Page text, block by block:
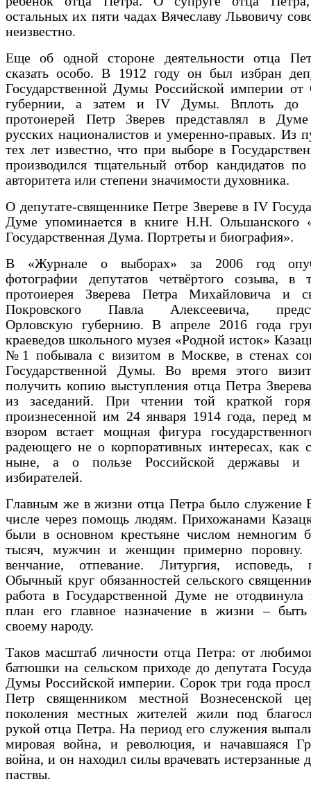
остальных их пяти чадах Вячеславу Львовичу
неизвестно.
Еще об одной стороне деятельности отца
сказать особо. В 1912 году он был избран
Государственной Думы Российской империи от
губернии, а затем и IV Думы. Вплоть до
протоиерей Петр Зверев представлял в
русских националистов и умеренно-правых. Из
тех лет известно, что при выборе в
производился тщательный отбор кандидатов
авторитета или степени значимости духовника.
О депутате-священнике Петре Звереве в IV
Думе упоминается в книге Н.Н. Ольшанского
Государственная Дума. Портреты и биография».
В «Журнале о выборах» за 2006 год
фотографии депутатов четвёртого созыва, в
протоиерея Зверева Петра Михайловича и
Покровского Павла Алексеевича,
Орловскую губернию. В апреле 2016 года
краеведов школьного музея «Родной исток»
№1 побывала с визитом в Москве, в стенах
Государственной Думы. Во время этого
получить копию выступления отца Петра
из заседаний. При чтении той краткой
произнесенной им 24 января 1914 года, перед
взором встает мощная фигура
радеющего не о корпоративных интересах, как
ныне, а о пользе Российской державы и
избирателей.
Главным же в жизни отца Петра было служение
числе через помощь людям. Прихожанами
были в основном крестьяне числом немногим
тысяч, мужчин и женщин примерно поровну.
венчание, отпевание. Литургия, исповедь,
Обычный круг обязанностей сельского
работа в Государственной Думе не отодвинула
план его главное назначение в жизни – быть
своему народу.
Таков масштаб личности отца Петра: от
батюшки на сельском приходе до депутата
Думы Российской империи. Сорок три года
Петр священником местной Вознесенской
поколения местных жителей жили под
рукой отца Петра. На период его служения
мировая война, и революция, и начавшаяся
война, и он находил силы врачевать истерзанные
паствы.